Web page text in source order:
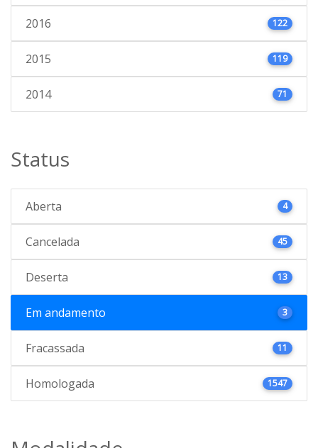
2016 122
2015 119
2014 71
Status
Aberta 4
Cancelada 45
Deserta 13
Em andamento 3
Fracassada 11
Homologada 1547